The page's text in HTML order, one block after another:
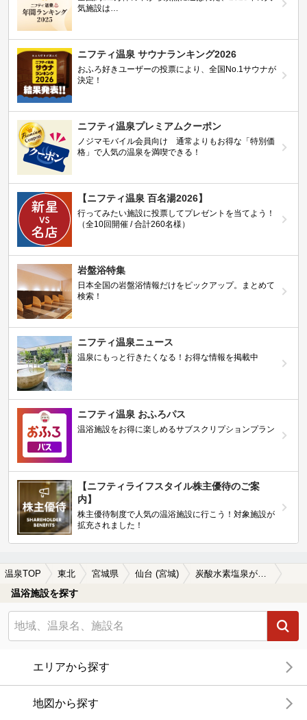
気施設は…
ニフティ温泉 サウナランキング2026
おふろ好きユーザーの投票により、全国No.1サウナが
決定！
ニフティ温泉プレミアムクーポン
ノジマモバイル会員向け 通常よりもお得な「特別価
格」で人気の温泉を満喫できる！
【ニフティ温泉 百名湯2026】
行ってみたい施設に投票してプレゼントを当てよう！
（全10回開催 / 合計260名様）
岩盤浴特集
日本全国の岩盤浴情報だけをピックアップ。まとめて
検索！
ニフティ温泉ニュース
温泉にもっと行きたくなる！お得な情報を掲載中
ニフティ温泉 おふろパス
温浴施設をお得に楽しめるサブスクリプションプラン
【ニフティライフスタイル株主優待のご案
内】
株主優待制度で人気の温浴施設に行こう！対象施設が
拡充されました！
温泉TOP 東北 宮城県 仙台 (宮城) 炭酸水素塩泉が楽しめる仙台 (宮城)の温泉、日帰り温泉、スーパー銭湯おすすめ
温浴施設を探す
エリアから探す
地図から探す